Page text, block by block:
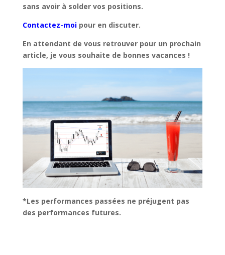
sans avoir à solder vos positions.
Contactez-moipour en discuter.
En attendant de vous retrouver pour un prochain
article, je vous souhaite de bonnes vacances !
*Les performances passées ne préjugent pas
des performances futures.